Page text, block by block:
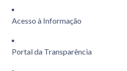
Acesso à Informação
Portal da Transparência